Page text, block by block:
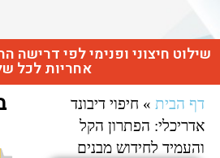
שילוט חיצוני ופנימי לפי דרישה
אחריות לכל
דף הבית» חיפוי דיבונד
אדריכלי: הפתרון הקל
והעמיד לחידוש מבנים